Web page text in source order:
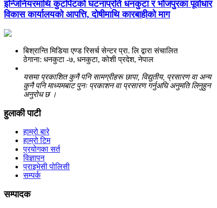
इन्जिनियरमाथि कुटपिटको घटनाप्रति धनकुटा र भोजपुरका पूर्वाधार
विकास कार्यालयको आपत्ति, दोषीमाथि कारबाहीको माग
बिश्रान्ति मिडिया एण्ड रिसर्च सेन्टर प्रा. लि द्वारा संचालित
ठेगाना: धनकुटा -७, धनकुटा, कोशी प्रदेश, नेपाल
यसमा प्रकाशित कुनै पनि सामग्रीहरू छापा, विद्युतीय, प्रसारण वा अन्य
कुनै पनि माध्यमबाट पुनः प्रकाशन वा प्रसारण गर्नुअघि अनुमति लिनुहुन
अनुरोध छ ।
हुलाकी पाटी
हाम्रो बारे
हाम्रो टिम
प्रयोगका सर्त
विज्ञापन
प्राइभेसी पोलिसी
सम्पर्क
सम्पादक